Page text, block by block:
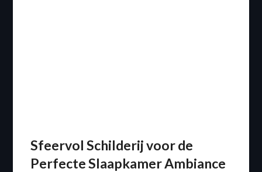
Sfeervol Schilderij voor de
Perfecte Slaapkamer Ambiance